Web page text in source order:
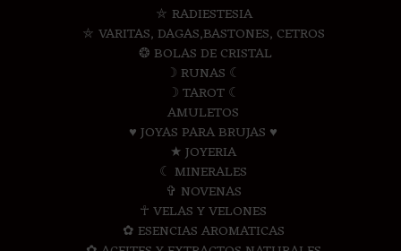
⛤ RADIESTESIA
⛤ VARITAS, DAGAS,BASTONES, CETROS
❂ BOLAS DE CRISTAL
☽ RUNAS ☾
☽ TAROT ☾
AMULETOS
♥ JOYAS PARA BRUJAS ♥
★ JOYERIA
☾ MINERALES
✞ NOVENAS
☥ VELAS Y VELONES
✿ ESENCIAS AROMATICAS